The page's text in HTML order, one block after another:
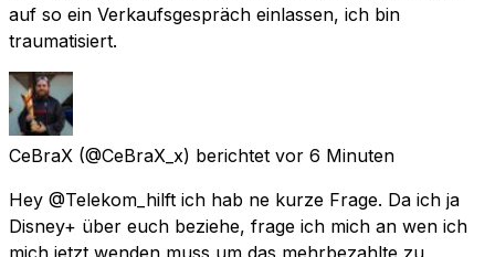
auf so ein Verkaufsgespräch einlassen, ich bin
traumatisiert.
CeBraX (@CeBraX_x) berichtet vor 6 Minuten
Hey @Telekom_hilft ich hab ne kurze Frage. Da ich ja
Disney+ über euch beziehe, frage ich mich an wen ich
mich jetzt wenden muss um das mehrbezahlte zu